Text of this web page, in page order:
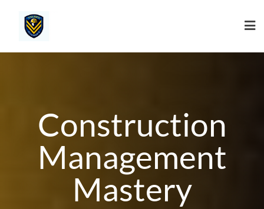
inhoud
Construction
Management
Mastery